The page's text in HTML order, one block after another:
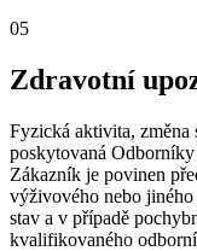
05
Zdravotní
Fyzická aktivita, změna
poskytovaná
Zákazník je povinen
výživového nebo
stav a v případě
kvalifikovaného